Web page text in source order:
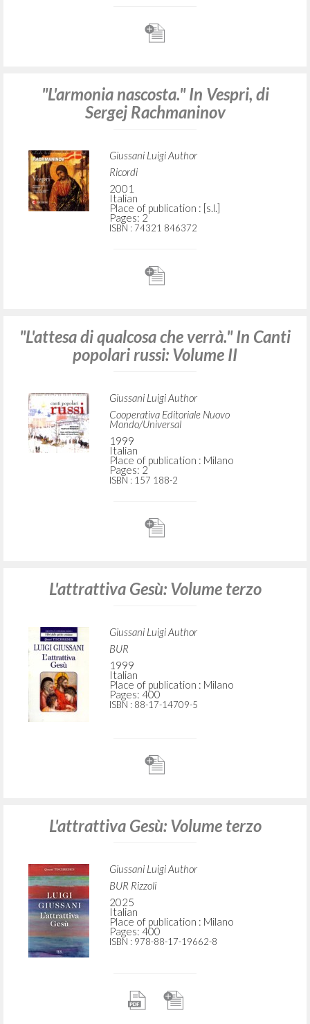
"L'armonia nascosta." In Vespri, di
Sergej Rachmaninov
Giussani Luigi Author
Ricordi
2001
Italian
Place of publication : [s.l.]
Pages: 2
ISBN : 74321 846372
"L'attesa di qualcosa che verrà." In Canti
popolari russi: Volume II
Giussani Luigi Author
Cooperativa Editoriale Nuovo
Mondo/Universal
1999
Italian
Place of publication : Milano
Pages: 2
ISBN : 157 188-2
L'attrattiva Gesù: Volume terzo
Giussani Luigi Author
BUR
1999
Italian
Place of publication : Milano
Pages: 400
ISBN : 88-17-14709-5
L'attrattiva Gesù: Volume terzo
Giussani Luigi Author
BUR Rizzoli
2025
Italian
Place of publication : Milano
Pages: 400
ISBN : 978-88-17-19662-8